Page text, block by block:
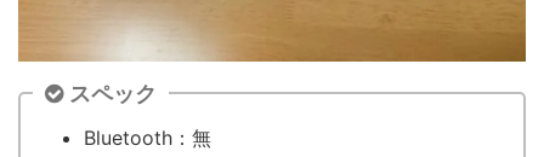
スペック
Bluetooth：無